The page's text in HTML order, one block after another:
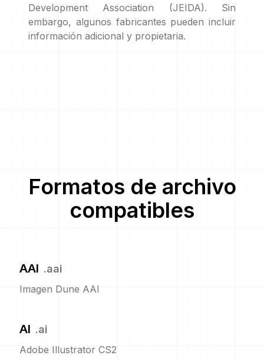
Development Association (JEIDA). Sin
embargo, algunos fabricantes pueden incluir
información adicional y propietaria.
Formatos de archivo
compatibles
AAI .aai
Imagen Dune AAI
AI .ai
Adobe Illustrator CS2